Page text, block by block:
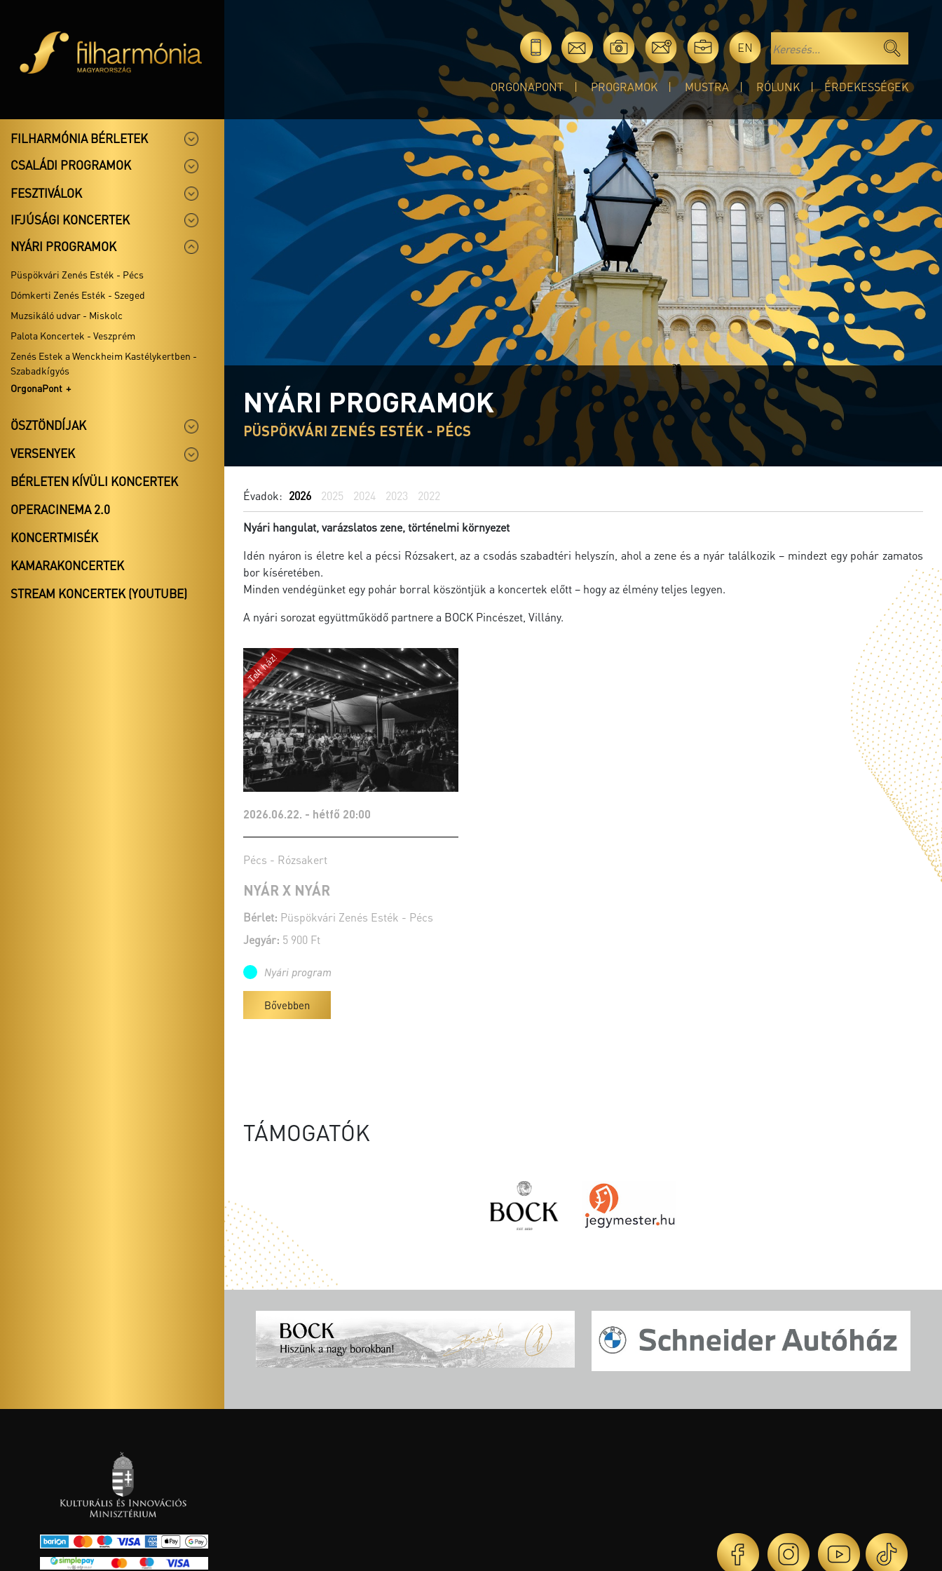
EN
ORGONAPONT PROGRAMOK MUSTRA RÓLUNK ÉRDEKESSÉGEK
FILHARMÓNIA BÉRLETEK
CSALÁDI PROGRAMOK
FESZTIVÁLOK
IFJÚSÁGI KONCERTEK
NYÁRI PROGRAMOK
Püspökvári Zenés Esték - Pécs
Dómkerti Zenés Esték - Szeged
Muzsikáló udvar - Miskolc
Palota Koncertek - Veszprém
Zenés Estek a Wenckheim Kastélykertben -
Szabadkígyós
OrgonaPont
ÖSZTÖNDÍJAK
VERSENYEK
BÉRLETEN KÍVÜLI KONCERTEK
OPERACINEMA 2.0
KONCERTMISÉK
KAMARAKONCERTEK
STREAM KONCERTEK (YOUTUBE)
NYÁRI PROGRAMOK
PÜSPÖKVÁRI ZENÉS ESTÉK - PÉCS
Évadok: 2026 2025 2024 2023 2022
Nyári hangulat, varázslatos zene, történelmi környezet
Idén nyáron is életre kel a pécsi Rózsakert, az a csodás szabadtéri helyszín, ahol a zene és a nyár találkozik – mindezt egy pohár zamatos
bor kíséretében.
Minden vendégünket egy pohár borral köszöntjük a koncertek előtt – hogy az élmény teljes legyen.
A nyári sorozat együttműködő partnere a BOCK Pincészet, Villány.
2026.06.22. - hétfő 20:00
Pécs - Rózsakert
NYÁR X NYÁR
Bérlet: Püspökvári Zenés Esték - Pécs
Jegyár: 5 900 Ft
Nyári program
Bővebben
TÁMOGATÓK